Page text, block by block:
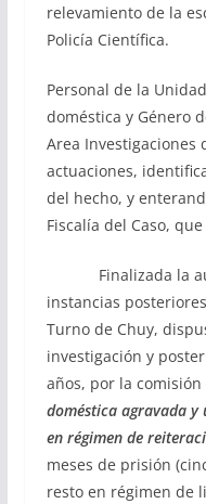
relevamiento de la
Policía Científica.
Personal de la
doméstica y Género
Area Investigaciones
actuaciones,
del hecho, y
Fiscalía del Caso,
Finalizada la
instancias
Turno de Chuy,
investigación y
años, por la comisión
doméstica agravada y
en régimen de
meses de prisión
resto en régimen de